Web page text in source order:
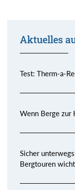
Aktuelles
Test: Therm-a-
Wenn Berge zur
Sicher
Bergtouren